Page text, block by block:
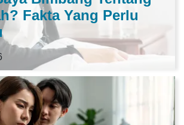
Fakta Yang Perlu